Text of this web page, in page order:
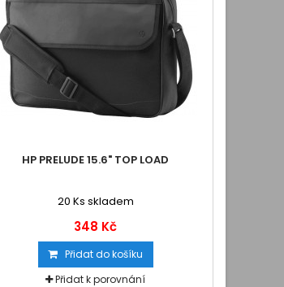
HP PRELUDE 15.6" TOP LOAD
20 Ks skladem
348 Kč
Přidat do košíku
Přidat k porovnání